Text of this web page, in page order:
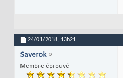
24/01/2018, 13h21
Saverok
Membre éprouvé